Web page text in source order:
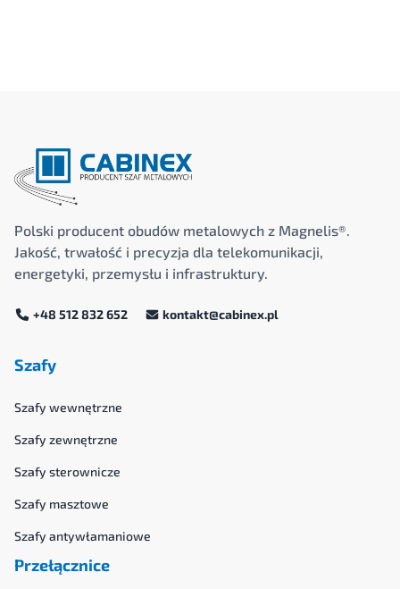
Polski producent obudów metalowych z Magnelis®.
Jakość, trwałość i precyzja dla telekomunikacji,
energetyki, przemysłu i infrastruktury.
+48 512 832 652 kontakt@cabinex.pl
Szafy
Szafy wewnętrzne
Szafy zewnętrzne
Szafy sterownicze
Szafy masztowe
Szafy antywłamaniowe
Przełącznice